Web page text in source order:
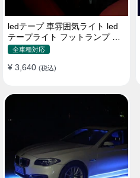
ledテープ 車雰囲気ライト led
テープライト フットランプ 車
内装飾 USB 3メートル
全車種対応
¥ 3,640 (税込)